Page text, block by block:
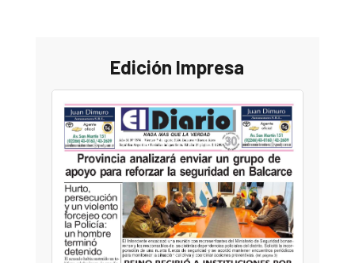
Edición Impresa